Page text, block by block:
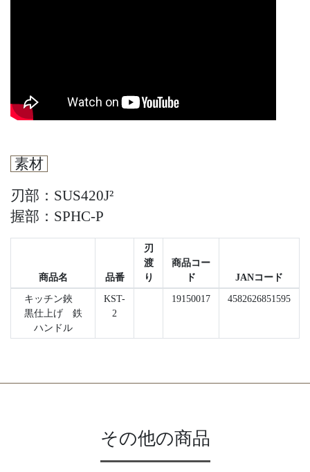
素材
刃部：SUS420J²
握部：SPHC-P
商品名 品番
刃
渡
り
商品コー
ド
JANコード
キッチン鋏
黒仕上げ 鉄
ハンドル
KST-
2
19150017 4582626851595
その他の商品